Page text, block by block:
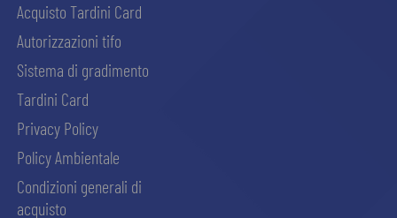
Acquisto Tardini Card
Autorizzazioni tifo
Sistema di gradimento
Tardini Card
Privacy Policy
Policy Ambientale
Condizioni generali di
acquisto